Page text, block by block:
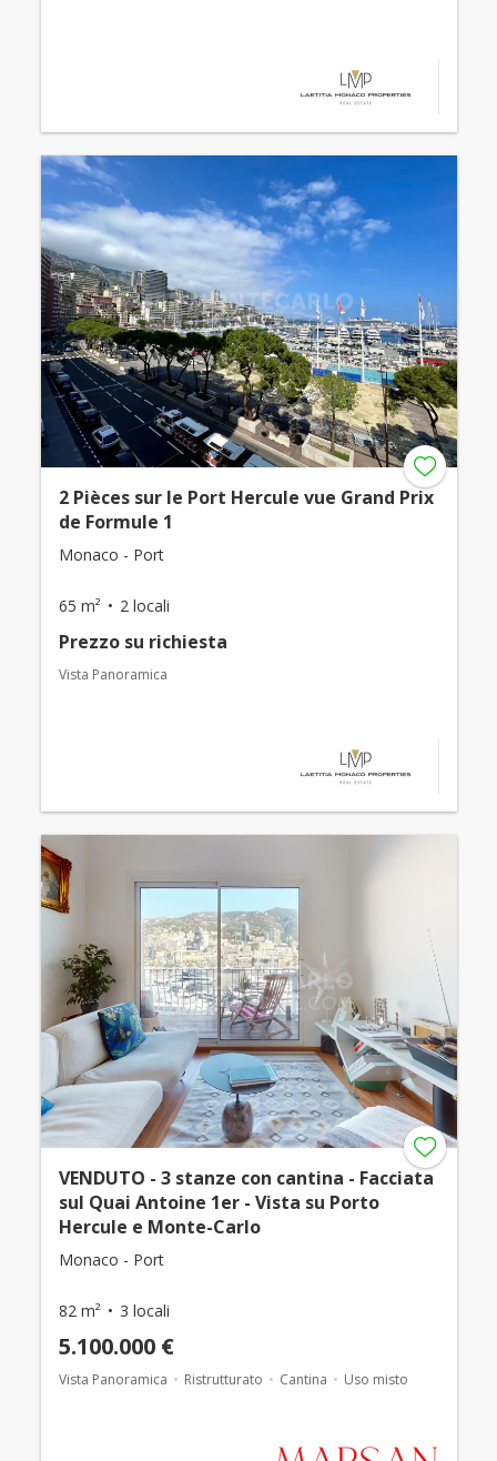
2 Pièces sur le Port Hercule vue Grand Prix
de Formule 1
Monaco - Port
65 m² 2 locali
Prezzo su richiesta
Vista Panoramica
VENDUTO - 3 stanze con cantina - Facciata
sul Quai Antoine 1er - Vista su Porto
Hercule e Monte-Carlo
Monaco - Port
82 m² 3 locali
5.100.000 €
Vista Panoramica Ristrutturato Cantina Uso misto